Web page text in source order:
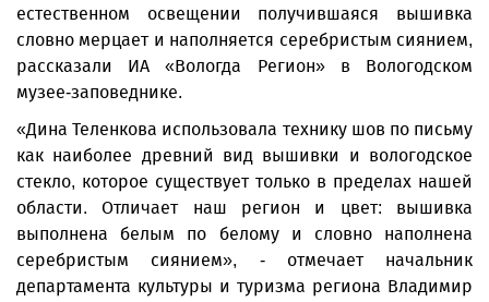
естественном освещении получившаяся вышивка
словно мерцает и наполняется серебристым сиянием,
рассказали ИА «Вологда Регион» в Вологодском
музее-заповеднике.
«Дина Теленкова использовала технику шов по письму
как наиболее древний вид вышивки и вологодское
стекло, которое существует только в пределах нашей
области. Отличает наш регион и цвет: вышивка
выполнена белым по белому и словно наполнена
серебристым сиянием», - отмечает начальник
департамента культуры и туризма региона Владимир